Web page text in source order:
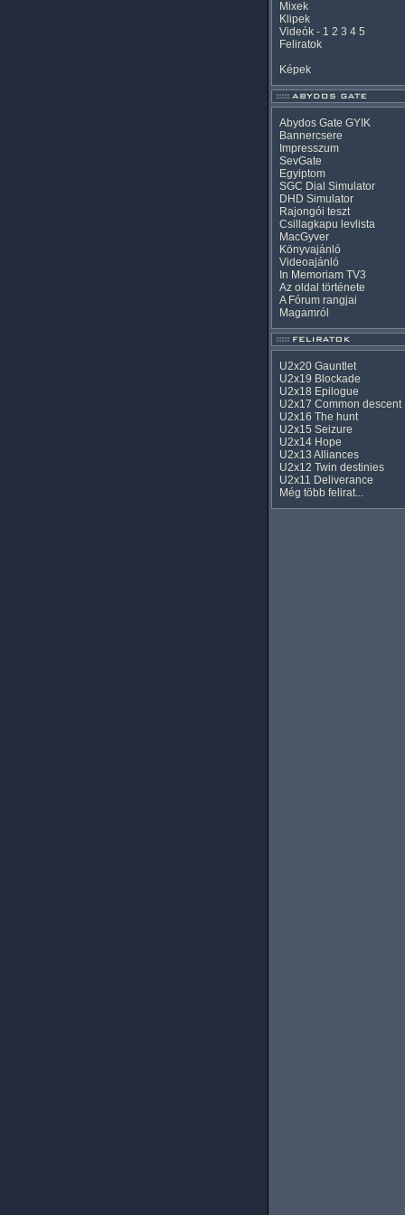
Mixek
Klipek
Videók - 1 2 3 4 5
Feliratok
Képek
Abydos Gate GYIK
Bannercsere
Impresszum
SevGate
Egyiptom
SGC Dial Simulator
DHD Simulator
Rajongói teszt
Csillagkapu levlista
MacGyver
Könyvajánló
Videoajánló
In Memoriam TV3
Az oldal története
A Fórum rangjai
Magamról
U2x20 Gauntlet
U2x19 Blockade
U2x18 Epilogue
U2x17 Common descent
U2x16 The hunt
U2x15 Seizure
U2x14 Hope
U2x13 Alliances
U2x12 Twin destinies
U2x11 Deliverance
Még több felirat...